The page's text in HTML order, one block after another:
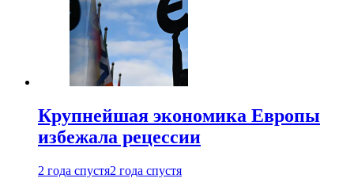
Крупнейшая экономика Европы
избежала рецессии
2 года спустя2 года спустя